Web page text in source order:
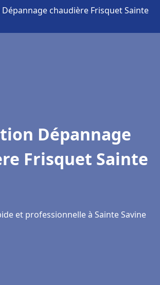
chaudière Frisquet Sainte
Dépannage
Frisquet Sainte
et professionnelle à Sainte Savine